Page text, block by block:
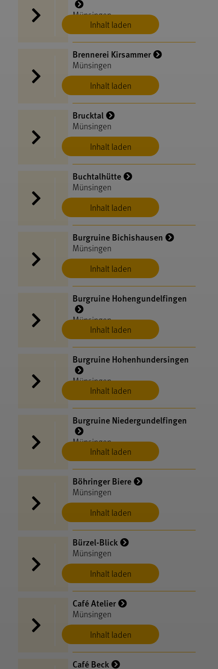
Inhalt laden
Münsingen
Inhalt laden
Brennerei Kirsammer
Münsingen
Inhalt laden
Brucktal
Münsingen
Inhalt laden
Buchtalhütte
Münsingen
Inhalt laden
Burgruine Bichishausen
Münsingen
Inhalt laden
Burgruine Hohengundelfingen
Münsingen
Inhalt laden
Burgruine Hohenhundersingen
Münsingen
Inhalt laden
Burgruine Niedergundelfingen
Münsingen
Inhalt laden
Böhringer Biere
Münsingen
Inhalt laden
Bürzel-Blick
Münsingen
Inhalt laden
Café Atelier
Münsingen
Café Beck